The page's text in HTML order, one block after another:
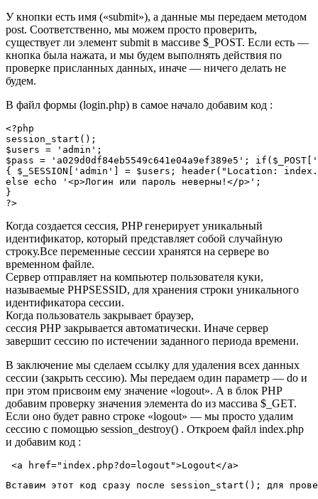
У кнопки есть имя («submit»), а данные мы передаем методом
post. Соответственно, мы можем просто проверить,
существует ли элемент submit в массиве $_POST. Если есть —
кнопка была нажата, и мы будем выполнять действия по
проверке присланных данных, иначе — ничего делать не
будем.
В файл формы (login.php) в самое начало добавим код :
<?php
session_start();
$users = 'admin';
$pass = 'a029d0df84eb5549c641e04a9ef389e5';
{ $_SESSION['admin'] = $users; header("Location:
else echo '<p>Логин или пароль неверны!</p>';
}
?>
Когда создается сессия, PHPгенерирует уникальный
идентификатор, который представляет собой случайную
строку.Все переменные сессии хранятся на сервере во
временном файле.
Сервер отправляет на компьютер пользователя куки,
называемые PHPSESSID, для хранения строки уникального
идентификатора сессии.
Когда пользователь закрывает браузер,
сессия PHP закрывается автоматически. Иначе сервер
завершит сессию по истечении заданного периода времени.
В заключение мы сделаем ссылку для удаления всех данных
сессии (закрыть сессию). Мы передаем один параметр — do и
при этом присвоим ему значение «logout». А в блок PHP
добавим проверку значения элемента do из массива $_GET.
Если оно будет равно строке «logout» — мы просто удалим
сессию с помощью session_destroy() . Откроем файл index.php
и добавим код :
<a href="index.php?do=logout">Logout</a>
Вставим этот код сразу после session_start();
для